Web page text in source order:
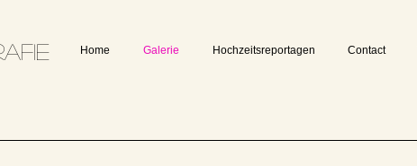
Home Galerie Hochzeitsreportagen Contact